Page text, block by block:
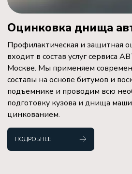
Оцинковка днища
Профилактическая и защитная
входит в состав услуг сервиса
Москве. Мы применяем
составы на основе битумов и
подъемнике и проводим всю
подготовку кузова и днища
цинкованием.
ПОДРОБНЕЕ